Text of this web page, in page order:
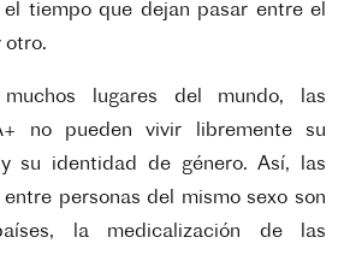
tiempo que dejan pasar entre el
otro.
lugares del mundo, las
no pueden vivir
libremente su
su identidad de género. Así, las
entre personas del mismo sexo son
la medicalización de las